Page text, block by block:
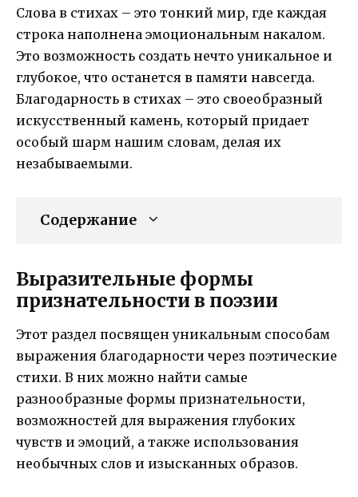
Слова в стихах – это тонкий мир, где каждая
строка наполнена эмоциональным накалом.
Это возможность создать нечто уникальное и
глубокое, что останется в памяти навсегда.
Благодарность в стихах – это своеобразный
искусственный камень, который придает
особый шарм нашим словам, делая их
незабываемыми.
Содержание
Выразительные формы
признательности в поэзии
Этот раздел посвящен уникальным способам
выражения благодарности через поэтические
стихи. В них можно найти самые
разнообразные формы признательности,
возможностей для выражения глубоких
чувств и эмоций, а также использования
необычных слов и изысканных образов.